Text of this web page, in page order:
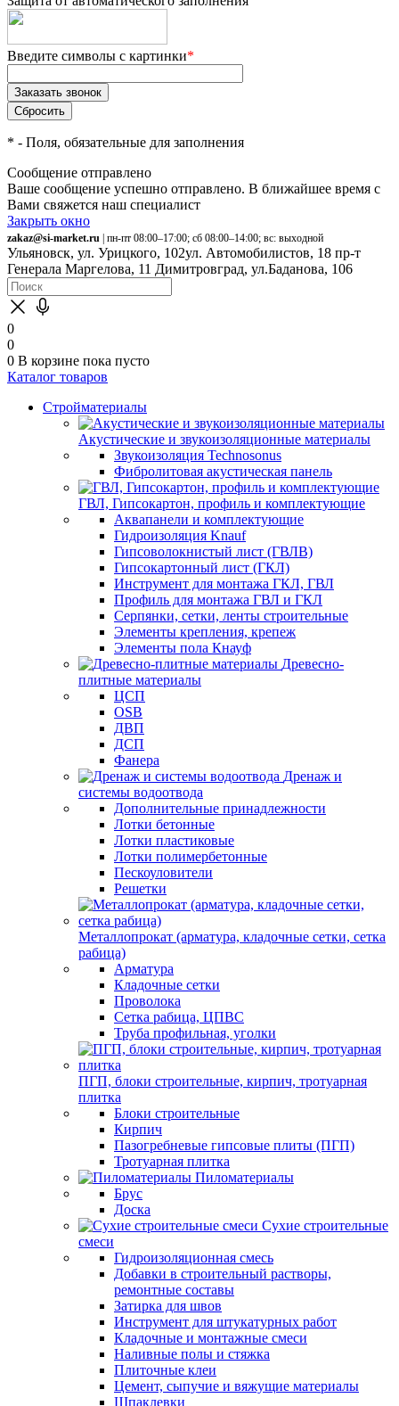
Введите символы с картинки*
* - Поля, обязательные для заполнения
Сообщение отправлено
Ваше сообщение успешно отправлено. В ближайшее время с
Вами свяжется наш специалист
Закрыть окно
zakaz@si-market.ru | пн-пт 08:00–17:00; сб 08:00–14:00; вс: выходной
Ульяновск, ул. Урицкого, 102ул. Автомобилистов, 18 пр-т
Генерала Маргелова, 11 Димитровград, ул.Баданова, 106
0
0
0 В корзине пока пусто
Каталог товаров
Стройматериалы
Акустические и звукоизоляционные материалы
Звукоизоляция Technosonus
Фибролитовая акустическая панель
ГВЛ, Гипсокартон, профиль и комплектующие
Аквапанели и комплектующие
Гидроизоляция Knauf
Гипсоволокнистый лист (ГВЛВ)
Гипсокартонный лист (ГКЛ)
Инструмент для монтажа ГКЛ, ГВЛ
Профиль для монтажа ГВЛ и ГКЛ
Серпянки, сетки, ленты строительные
Элементы крепления, крепеж
Элементы пола Кнауф
Древесно-
плитные материалы
ЦСП
OSB
ДВП
ДСП
Фанера
Дренаж и
системы водоотвода
Дополнительные принадлежности
Лотки бетонные
Лотки пластиковые
Лотки полимербетонные
Пескоуловители
Решетки
Металлопрокат (арматура, кладочные сетки, сетка
рабица)
Арматура
Кладочные сетки
Проволока
Сетка рабица, ЦПВС
Труба профильная, уголки
ПГП, блоки строительные, кирпич, тротуарная
плитка
Блоки строительные
Кирпич
Пазогребневые гипсовые плиты (ПГП)
Тротуарная плитка
Пиломатериалы
Брус
Доска
Сухие строительные
смеси
Гидроизоляционная смесь
Добавки в строительный растворы,
ремонтные составы
Затирка для швов
Инструмент для штукатурных работ
Кладочные и монтажные смеси
Наливные полы и стяжка
Плиточные клеи
Цемент, сыпучие и вяжущие материалы
Шпаклевки